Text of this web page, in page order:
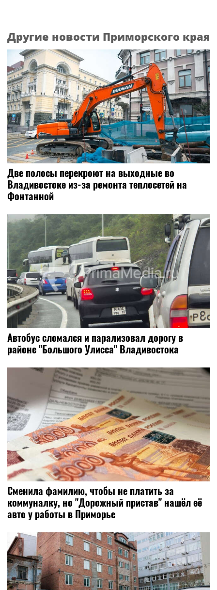
Другие новости Приморского края
Две полосы перекроют на выходные во
Владивостоке из-за ремонта теплосетей на
Фонтанной
Автобус сломался и парализовал дорогу в
районе "Большого Улисса" Владивостока
Сменила фамилию, чтобы не платить за
коммуналку, но "Дорожный пристав" нашёл её
авто у работы в Приморье